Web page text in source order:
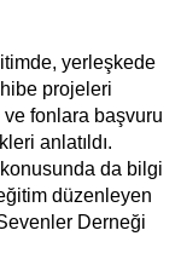
yerleşkede
projeleri
ve fonlara başvuru
anlatıldı.
da bilgi
düzenleyen
Derneği